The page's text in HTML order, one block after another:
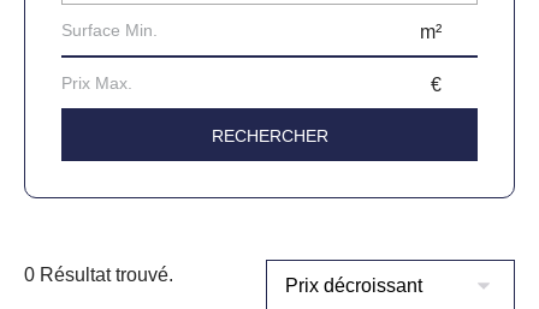
0 Résultat trouvé.